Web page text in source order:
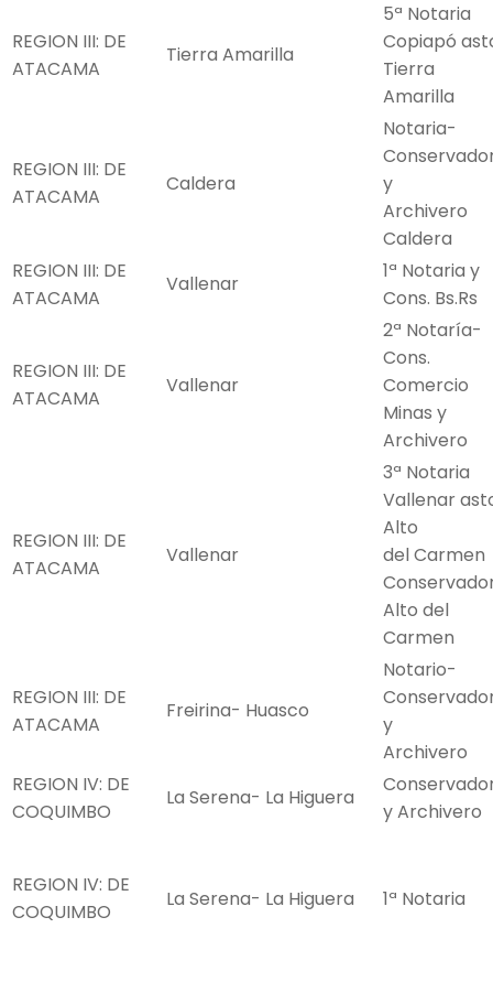
REGION III: DE
ATACAMA
Tierra Amarilla
5ª Notaria
Copiapó
Tierra
Amarilla
REGION III: DE
ATACAMA
Caldera
Notaria-
y
Archivero
Caldera
REGION III: DE
ATACAMA
Vallenar
1ª Notaria y
Cons. Bs.Rs
REGION III: DE
ATACAMA
Vallenar
2ª Notaría-
Cons.
Comercio
Minas y
Archivero
REGION III: DE
ATACAMA
Vallenar
3ª Notaria
Vallenar
Alto
del Carmen
Alto del
Carmen
REGION III: DE
ATACAMA
Freirina- Huasco
Notario-
y
Archivero
REGION IV: DE
COQUIMBO
La Serena- La Higuera
y Archivero
REGION IV: DE
COQUIMBO
La Serena- La Higuera 1ª Notaria